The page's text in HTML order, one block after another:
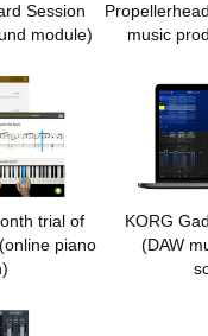
Session
module)
music
trial of
(online piano
KORG
(DAW